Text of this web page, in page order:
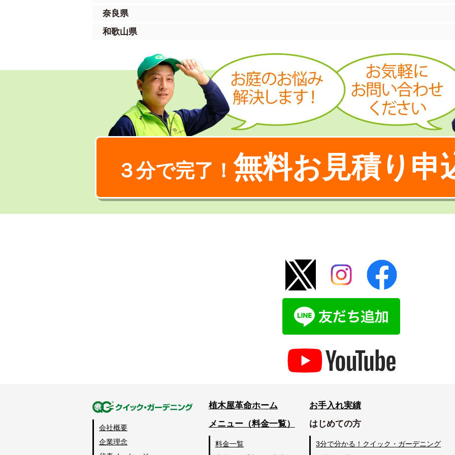
奈良県
和歌山県
３分で完了！ 無料お見積り申
会社概要
企業理念
植木屋革命ホーム
メニュー（料金一覧）
料金一覧
お手入れ実績
はじめての方
3分で分かる！クイック・ガーデニング